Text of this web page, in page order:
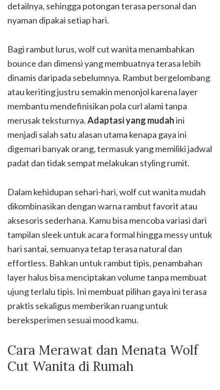
detailnya, sehingga potongan terasa personal dan
nyaman dipakai setiap hari.
Bagi rambut lurus, wolf cut wanita menambahkan
bounce dan dimensi yang membuatnya terasa lebih
dinamis daripada sebelumnya. Rambut bergelombang
atau keriting justru semakin menonjol karena layer
membantu mendefinisikan pola curl alami tanpa
merusak teksturnya.Adaptasi yang mudahini
menjadi salah satu alasan utama kenapa gaya ini
digemari banyak orang, termasuk yang memiliki jadwal
padat dan tidak sempat melakukan styling rumit.
Dalam kehidupan sehari-hari, wolf cut wanita mudah
dikombinasikan dengan warna rambut favorit atau
aksesoris sederhana. Kamu bisa mencoba variasi dari
tampilan sleek untuk acara formal hingga messy untuk
hari santai, semuanya tetap terasa natural dan
effortless. Bahkan untuk rambut tipis, penambahan
layer halus bisa menciptakan volume tanpa membuat
ujung terlalu tipis. Ini membuat pilihan gaya ini terasa
praktis sekaligus memberikan ruang untuk
bereksperimen sesuai mood kamu.
Cara Merawat dan Menata Wolf
Cut Wanita di Rumah